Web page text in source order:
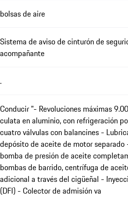
bolsas de aire
Sistema de aviso de cinturón de
acompañante
.
Conducir "- Revoluciones máximas
culata en aluminio, con refrigeración
cuatro válvulas con balancines -
depósito de aceite de motor
bomba de presión de aceite
bombas de barrido, centrífuga de
adicional a través del cigüeñal -
(DFI) - Colector de admisión va